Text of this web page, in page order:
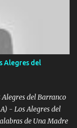
DE LA RANA 🐸
Música Al
necesidad no porque
y nunca con la
de enamorado
Alegres del
del Barranco
- Los Alegres del
de Una Madre